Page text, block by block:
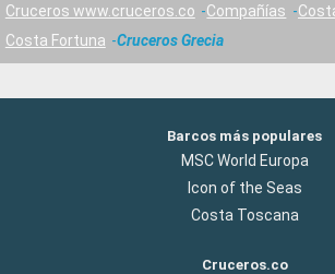
Cruceros www.cruceros.co Compañías
Costa Fortuna
Cruceros Grecia
Barcos más populares
MSC World Europa
Icon of the Seas
Costa Toscana
Cruceros.co